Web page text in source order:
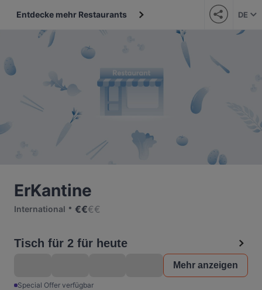
Entdecke mehr Restaurants DE
ErKantine
International €€€€
Tisch für 2 für heute
Mehr anzeigen
Special Offer verfügbar